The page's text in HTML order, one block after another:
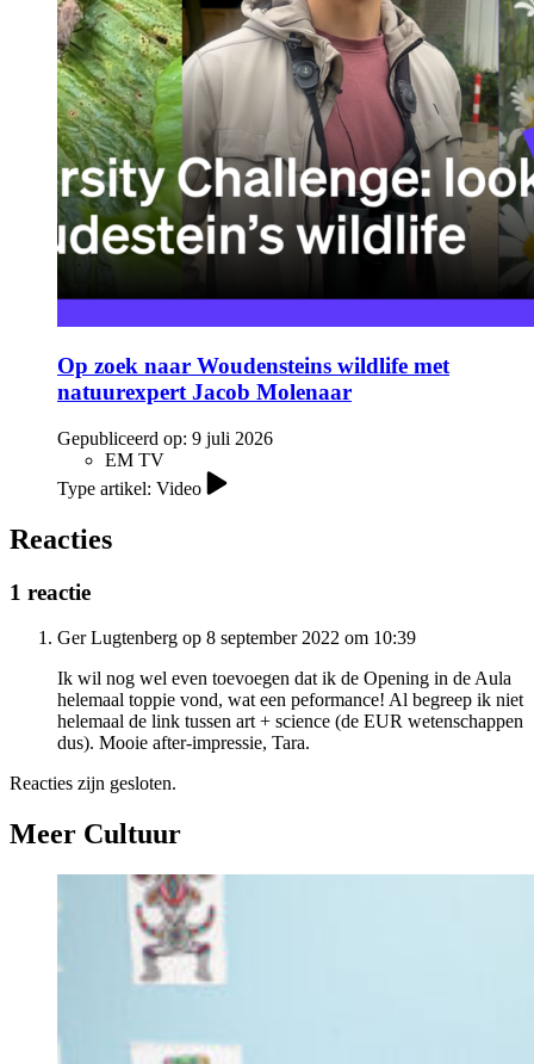
Op zoek naar Woudensteins wildlife met
natuurexpert Jacob Molenaar
Gepubliceerd op: 9 juli 2026
EM TV
Type artikel: Video
Reacties
1 reactie
Ger Lugtenberg op 8 september 2022 om 10:39
Ik wil nog wel even toevoegen dat ik de Opening in de Aula
helemaal toppie vond, wat een peformance! Al begreep ik niet
helemaal de link tussen art + science (de EUR wetenschappen
dus). Mooie after-impressie, Tara.
Reacties zijn gesloten.
Meer Cultuur